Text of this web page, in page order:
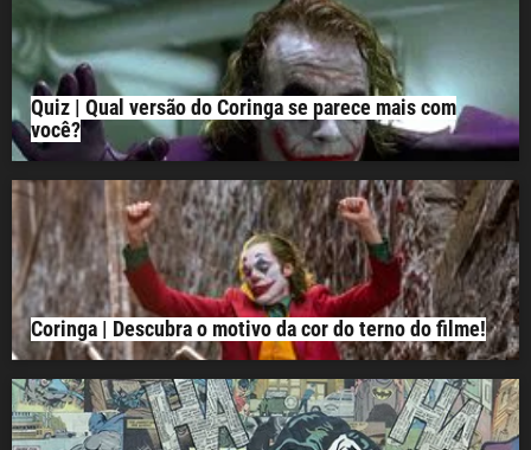
Quiz | Qual versão do Coringa se parece mais com
você?
Coringa | Descubra o motivo da cor do terno do filme!